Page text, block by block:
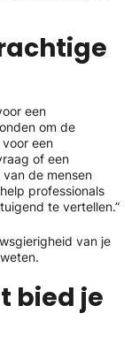
een
om de
een
of een
de mensen
professionals
te vertellen.”
van je
bied je